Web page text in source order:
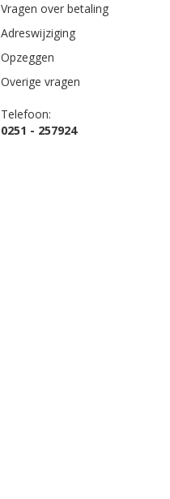
Vragen over betaling
Adreswijziging
Opzeggen
Overige vragen
Telefoon:
0251 - 257924